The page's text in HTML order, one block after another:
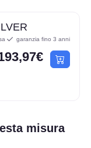
garanzia fino 3 anni
misura